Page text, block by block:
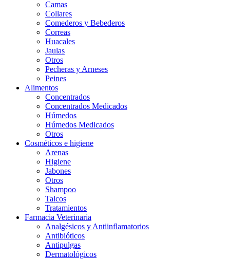
Camas
Collares
Comederos y Bebederos
Correas
Huacales
Jaulas
Otros
Pecheras y Arneses
Peines
Alimentos
Concentrados
Concentrados Medicados
Húmedos
Húmedos Medicados
Otros
Cosméticos e higiene
Arenas
Higiene
Jabones
Otros
Shampoo
Talcos
Tratamientos
Farmacia Veterinaria
Analgésicos y Antiinflamatorios
Antibióticos
Antipulgas
Dermatológicos